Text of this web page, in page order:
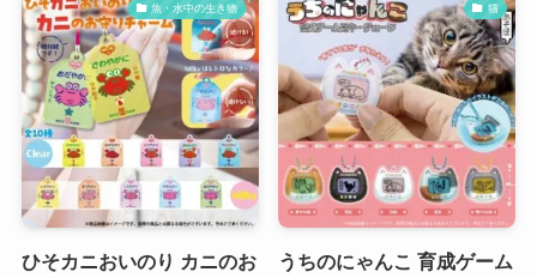
魚・水中の生き物
ひそカニおいのり カニのお
猫
うちのにゃんこ 育成ゲーム